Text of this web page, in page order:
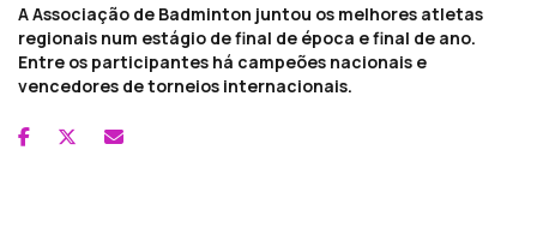
A Associação de Badminton juntou os melhores atletas
regionais num estágio de final de época e final de ano.
Entre os participantes há campeões nacionais e
vencedores de torneios internacionais.